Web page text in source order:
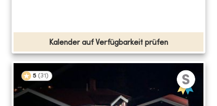
Kalender auf Verfügbarkeit prüfen
5 (31 )